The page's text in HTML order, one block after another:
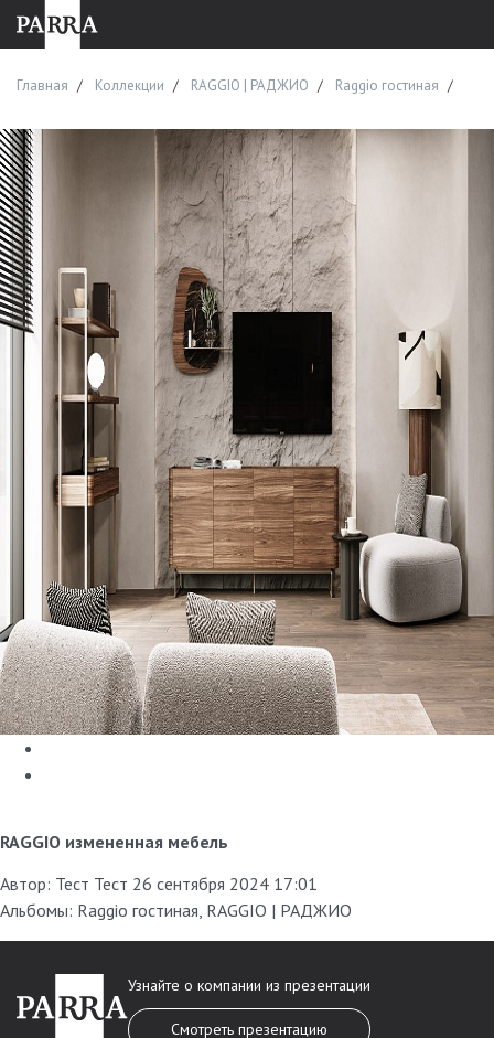
Главная Коллекции RAGGIO | РАДЖИО Raggio гостиная
RAGGIO измененная мебель
Автор: Тест Тест 26 сентября 2024 17:01
Альбомы: Raggio гостиная, RAGGIO | РАДЖИО
Узнайте о компании из презентации
Смотреть презентацию